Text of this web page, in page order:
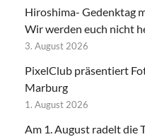
Hiroshima- Gedenktag
Wir werden euch nicht
3. August 2026
PixelClub präsentiert
Marburg
1. August 2026
Am 1. August radelt die